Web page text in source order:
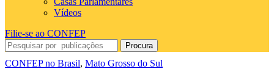
Vídeos
Filie-se ao CONFEP
Procura
CONFEP no Brasil, Mato Grosso do Sul